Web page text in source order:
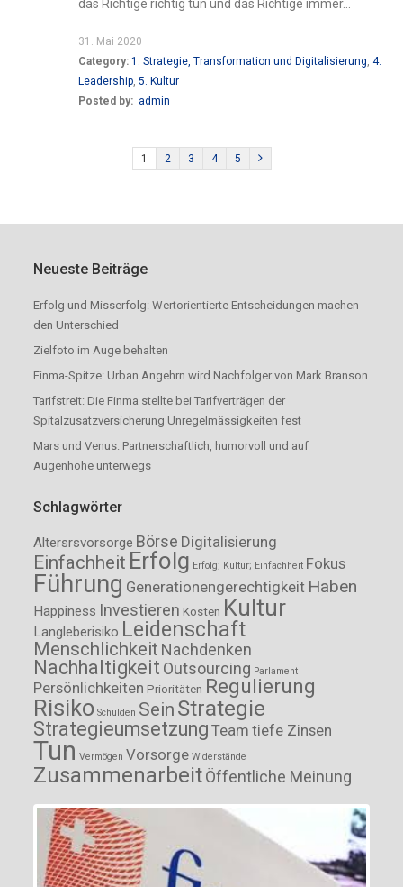
das Richtige richtig tun und das Richtige immer...
31. Mai 2020
Category:1. Strategie, Transformation und Digitalisierung,4.
Leadership,5. Kultur
Posted by: admin
1 2 3 4 5
Neueste Beiträge
Erfolg und Misserfolg: Wertorientierte Entscheidungen machen
den Unterschied
Zielfoto im Auge behalten
Finma-Spitze: Urban Angehrn wird Nachfolger von Mark Branson
Tarifstreit: Die Finma stellte bei Tarifverträgen der
Spitalzusatzversicherung Unregelmässigkeiten fest
Mars und Venus: Partnerschaftlich, humorvoll und auf
Augenhöhe unterwegs
Schlagwörter
Altersrsvorsorge Börse Digitalisierung
Einfachheit Erfolg Erfolg; Kultur; Einfachheit Fokus
Führung Generationengerechtigkeit Haben
Happiness Investieren Kosten Kultur
Langleberisiko Leidenschaft
Menschlichkeit Nachdenken
Nachhaltigkeit Outsourcing Parlament
Persönlichkeiten Prioritäten Regulierung
Risiko Schulden Sein Strategie
Strategieumsetzung Team tiefe Zinsen
Tun Vermögen Vorsorge Widerstände
ZusammenarbeitÖffentliche Meinung